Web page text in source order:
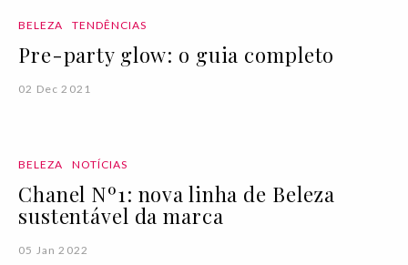
BELEZA TENDÊNCIAS
Pre-party glow: o guia completo
02 Dec 2021
BELEZA NOTÍCIAS
Chanel Nº1: nova linha de Beleza
sustentável da marca
05 Jan 2022